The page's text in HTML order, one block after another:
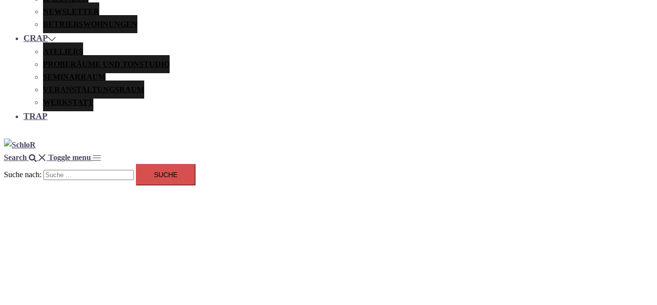
NEWSLETTER
BETRIEBSWOHNUNGEN
CRAP
ATELIERS
PROBERÄUME UND TONSTUDIO
SEMINARRAUM
VERANSTALTUNGSRAUM
WERKSTATT
TRAP
Search Toggle menu
Suche nach: